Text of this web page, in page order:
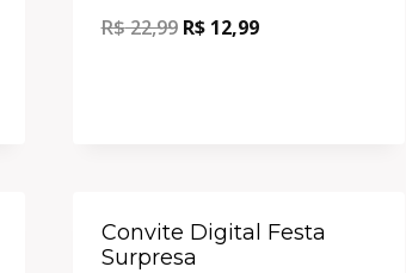
R$22,99 R$12,99
Convite Digital Festa
Surpresa